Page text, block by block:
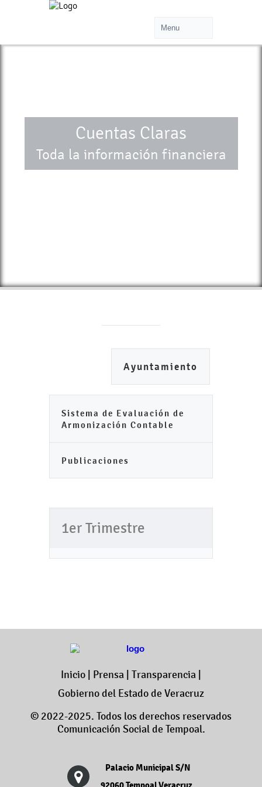
Cuentas Claras
Toda la información financiera
Ayuntamiento
Sistema de Evaluación de
Armonización Contable
Publicaciones
1er Trimestre
Inicio Prensa Transparencia
Gobierno del Estado de Veracruz
© 2022-2025. Todos los derechos reservados
Comunicación Social de Tempoal.
Palacio Municipal S/N